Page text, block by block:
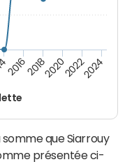
20162018202020222024
que Siarrouy
présentée ci-